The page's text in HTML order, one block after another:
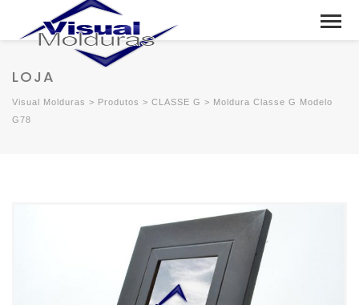
LOJA
Visual Molduras > Produtos > CLASSE G > Moldura Classe G Modelo
G78